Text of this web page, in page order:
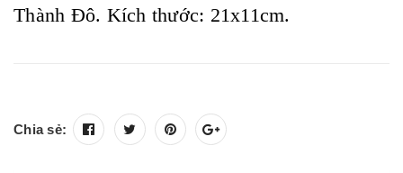
Thành Đô. Kích thước: 21x11cm.
Chia sẻ: